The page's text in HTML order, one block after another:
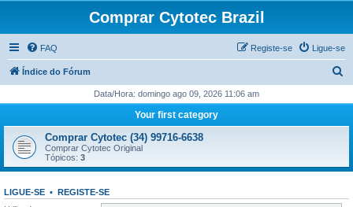
Comprar Cytotec Brazil
FAQ Ligue-se
Registe-se
Índice do Fórum
q
i
Data/Hora: domingo ago 09, 2026 11:06 am
Your first category
Comprar Cytotec (34) 99716-6638
Comprar Cytotec Original
Tópicos: 3
LIGUE-SE • REGISTE-SE